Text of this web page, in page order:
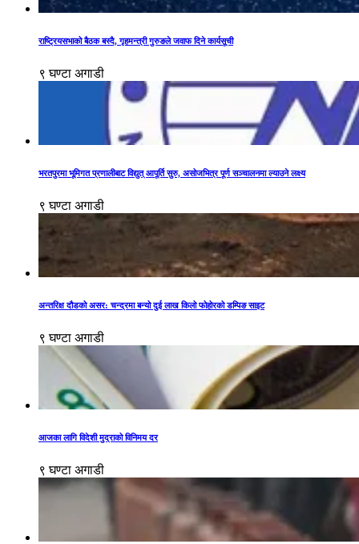
राष्ट्रियसभाको बैठक बस्दै, गृहमन्त्री गुरुङले जवाफ दिने कार्यसूची
९ घण्टा अगाडी
भरतपुरमा भूमिगत प्रणालीबाट विद्युत् आपूर्ति सुरु, असोजभित्र पूर्ण सञ्चालनमा ल्याउने लक्ष्य
९ घण्टा अगाडी
अन्तरिक्ष दौडको असर: चन्द्रमा बन्यो दुई लाख किलो फोहोरको डम्पिङ साइट
९ घण्टा अगाडी
आजका लागि विदेशी मुद्राको विनिमय दर
९ घण्टा अगाडी